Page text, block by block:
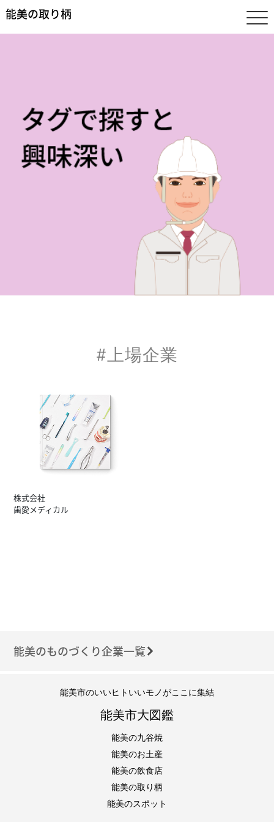
能美の取り柄
#上場企業
株式会社
歯愛メディカル
能美のものづくり企業一覧
能美市のいいヒトいいモノがここに集結
能美市大図鑑
能美の九谷焼
能美のお土産
能美の飲食店
能美の取り柄
能美のスポット